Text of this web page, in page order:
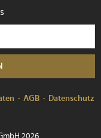
AGB
Datenschutz